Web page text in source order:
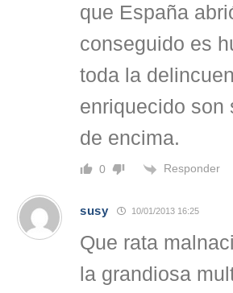
que España
conseguido es
toda la
enriquecido son
de encima.
0 Responder
susy 10/01/2013 16:25
Que rata
la grandiosa